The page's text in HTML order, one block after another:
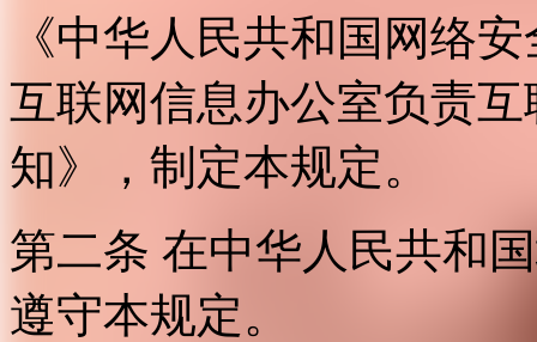
《中华人民共和国网络
互联网信息办公室负责
知》，制定本规定。
第二条 在中华人民共和
遵守本规定。